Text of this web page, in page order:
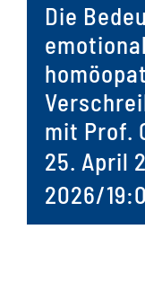
Die
mit Prof.
25. April
2026/